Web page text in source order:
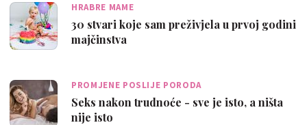
HRABRE MAME
30 stvari koje sam preživjela u prvoj godini
majčinstva
PROMJENE POSLIJE PORODA
Seks nakon trudnoće - sve je isto, a ništa
nije isto